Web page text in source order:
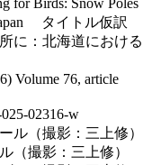
タイトル仮訳
に：北海道における
Volume 76, article
02316-w
（撮影：三上修）